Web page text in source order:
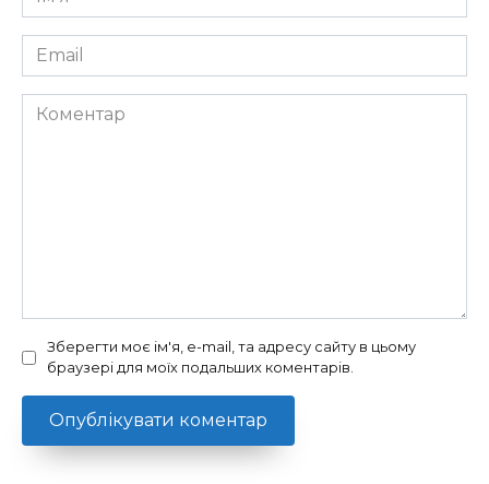
*
Email
*
Коментар
Зберегти моє ім'я, e-mail, та адресу сайту в цьому
браузері для моїх подальших коментарів.